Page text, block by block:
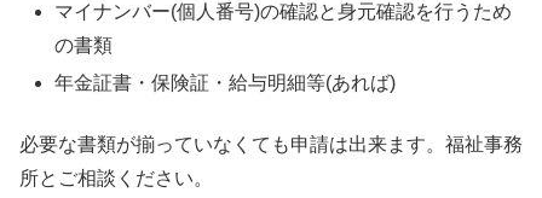
マイナンバー(個人番号)の確認と身元確認を行うため
の書類
年金証書・保険証・給与明細等(あれば)
必要な書類が揃っていなくても申請は出来ます。福祉事務
所とご相談ください。